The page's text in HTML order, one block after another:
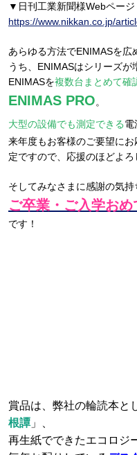
▼日刊工業新聞様Webページ
https://www.nikkan.co.jp/
あらゆる方法でENIMASを広
うち、ENIMASはシリーズが
ENIMASを複数台まとめて確
ENIMAS PRO。
大型の設備でも測定できる電
来年度もお客様のご要望に
定ですので、応援のほどよろ
そしてみなさまに感謝の気
ご卒業・ご入学お
です！
賞品は、弊社の輪読本と
根譚」、
再生紙でできたエコロジ